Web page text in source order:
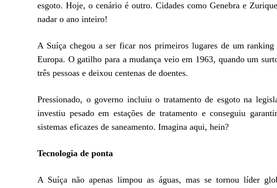
esgoto. Hoje, o cenário é outro. Cidades como Genebra e
nadar o ano inteiro!
A Suíça chegou a ser ficar nos primeiros lugares de um
Europa. O gatilho para a mudança veio em 1963, quando um
três pessoas e deixou centenas de doentes.
Pressionado, o governo incluiu o tratamento de esgoto na
investiu pesado em estações de tratamento e conseguiu
sistemas eficazes de saneamento. Imagina aqui, hein?
Tecnologia de ponta
A Suíça não apenas limpou as águas, mas se tornou líder